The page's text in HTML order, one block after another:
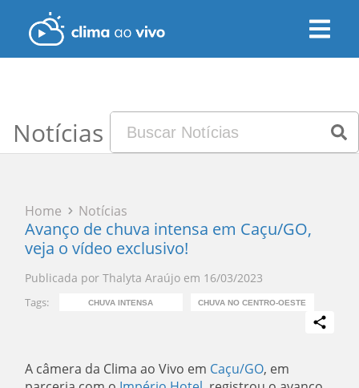
Notícias
Home Notícias
Avanço de chuva intensa em Caçu/GO,
veja o vídeo exclusivo!
Publicada por Thalyta Araújo em 16/03/2023
Tags: CHUVA INTENSA CHUVA NO CENTRO-OESTE
A câmera da Clima ao Vivo em Caçu/GO, em